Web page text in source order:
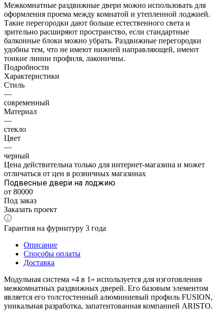
Межкомнатные раздвижные двери можно использовать для
оформления проема между комнатой и утепленной лоджией.
Такие перегородки дают больше естественного света и
зрительно расширяют пространство, если стандартные
балконные блоки можно убрать. Раздвижные перегородки
удобны тем, что не имеют нижней направляющей, имеют
тонкие линии профиля, лаконичны.
Подробности
Характеристики
Стиль
—
современный
Материал
—
стекло
Цвет
—
черный
Цена действительна только для интернет-магазина и может
отличаться от цен в розничных магазинах
Подвесные двери на лоджию
от 80000
Под заказ
Заказать проект
Гарантия на фурнитуру 3 года
Описание
Способы оплаты
Доставка
Модульная система «4 в 1» используется для изготовления
межкомнатных раздвижных дверей. Его базовым элементом
является его толстостенный алюминиевый профиль FUSION,
уникальная разработка, запатентованная компанией ARISTO.